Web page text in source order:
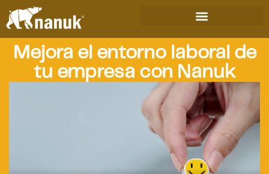
Mejora el entorno laboral de
tu empresa con Nanuk